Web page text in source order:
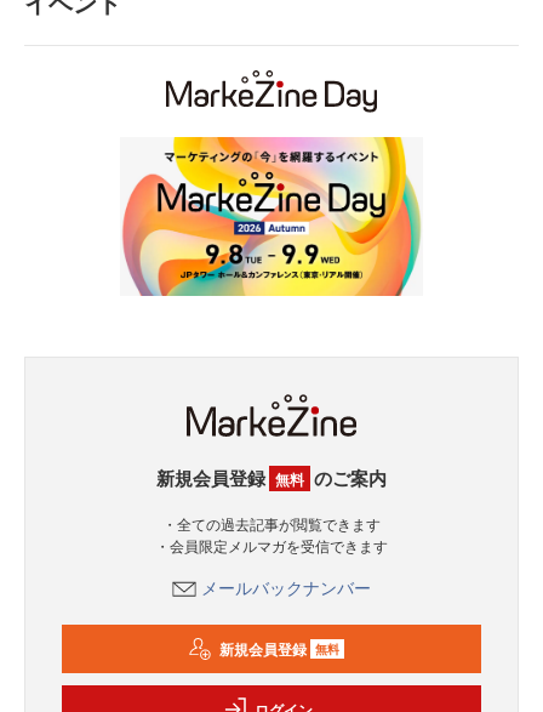
新規会員登録 無料 のご案内
・全ての過去記事が閲覧できます
・会員限定メルマガを受信できます
メールバックナンバー
新規会員登録 無料